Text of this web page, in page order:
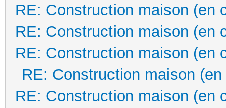
RE: Construction maison (en
RE: Construction maison (en
RE: Construction maison (en
RE: Construction maison
RE: Construction maison (en